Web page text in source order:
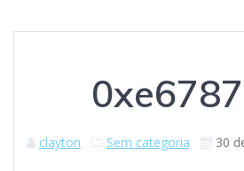
clayton Sem categoria 30